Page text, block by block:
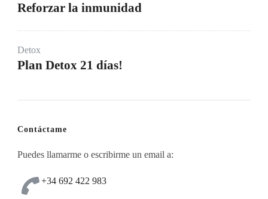
Reforzar la inmunidad
Detox
Plan Detox 21 días!
Contáctame
Puedes llamarme o escribirme un email a:
+34 692 422 983